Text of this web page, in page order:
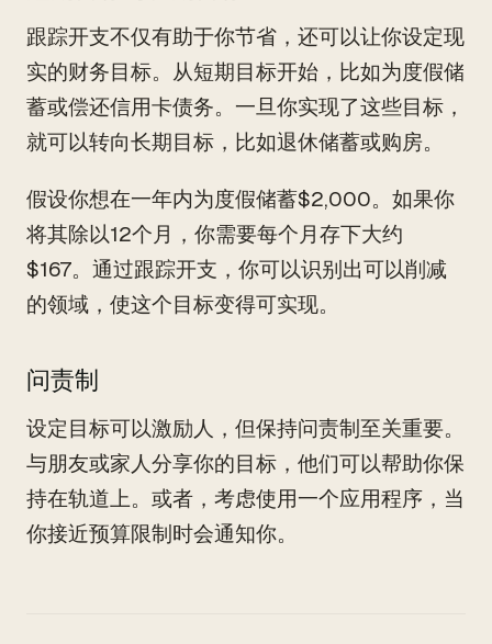
跟踪开支不仅有助于你节省，还可以让你设定现
实的财务目标。从短期目标开始，比如为度假储
蓄或偿还信用卡债务。一旦你实现了这些目标，
就可以转向长期目标，比如退休储蓄或购房。
假设你想在一年内为度假储蓄$2,000。如果你
将其除以12个月，你需要每个月存下大约
$167。通过跟踪开支，你可以识别出可以削减
的领域，使这个目标变得可实现。
问责制
设定目标可以激励人，但保持问责制至关重要。
与朋友或家人分享你的目标，他们可以帮助你保
持在轨道上。或者，考虑使用一个应用程序，当
你接近预算限制时会通知你。